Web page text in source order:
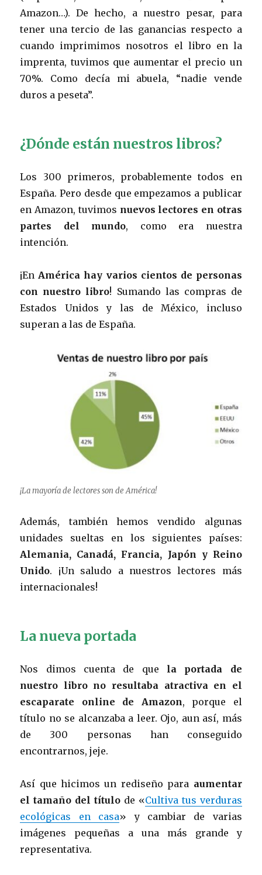
Amazon…). De hecho, a nuestro pesar, para
tener una tercio de las ganancias respecto a
cuando imprimimos nosotros el libro en la
imprenta, tuvimos que aumentar el precio un
70%. Como decía mi abuela, “nadie vende
duros a peseta”.
¿Dónde están nuestros libros?
Los 300 primeros, probablemente todos en
España. Pero desde que empezamos a publicar
en Amazon, tuvimos nuevos lectores en otras
partes del mundo, como era nuestra
intención.
¡EnAmérica hay varios cientos de personas
con nuestro libro! Sumando las compras de
Estados Unidos y las de México, incluso
superan a las de España.
¡La mayoría de lectores son de América!
Además, también hemos vendido algunas
unidades sueltas en los siguientes países:
Alemania, Canadá, Francia, Japón y Reino
Unido. ¡Un saludo a nuestros lectores más
internacionales!
La nueva portada
Nos dimos cuenta de que la portada de
nuestro libro no resultaba atractiva en el
escaparate online de Amazon, porque el
título no se alcanzaba a leer. Ojo, aun así, más
de 300 personas han conseguido
encontrarnos, jeje.
Así que hicimos un rediseño para aumentar
el tamaño del título de «Cultiva tus verduras
ecológicas en casa» y cambiar de varias
imágenes pequeñas a una más grande y
representativa.